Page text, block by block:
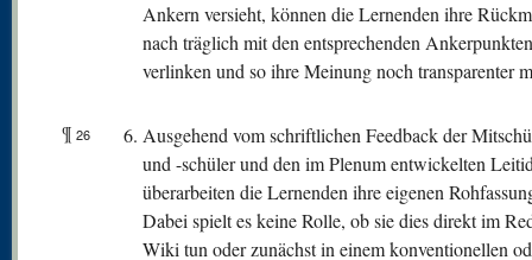
Ankern versieht, können die Lernenden ihre
nach träglich mit den entsprechenden Ankerpunkten
verlinken und so ihre Meinung noch transparenter
¶ 26
Ausgehend vom schriftlichen Feedback der
und -schüler und den im Plenum entwickelten
überarbeiten die Lernenden ihre eigenen
Dabei spielt es keine Rolle, ob sie dies direkt im
Wiki tun oder zunächst in einem konventionellen